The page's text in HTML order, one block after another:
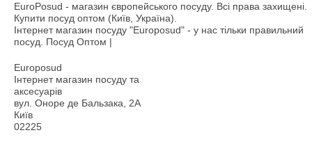
EuroPosud - магазин європейського посуду. Всі права захищені.
Купити посуд оптом (Київ, Україна).
Інтернет магазин посуду "Europosud" - у нас тільки правильний
посуд. Посуд Оптом |
Europosud
Інтернет магазин посуду та
аксесуарів
вул. Оноре де Бальзака, 2А
Київ
02225